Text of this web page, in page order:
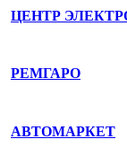
ЦЕНТР
РЕМГАРО
АВТОМАРКЕТ